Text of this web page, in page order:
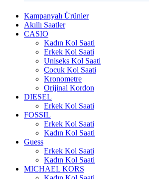
Kampanyalı Ürünler
Akıllı Saatler
CASIO
Kadın Kol Saati
Erkek Kol Saati
Uniseks Kol Saati
Çocuk Kol Saati
Kronometre
Orijinal Kordon
DIESEL
Erkek Kol Saati
FOSSIL
Erkek Kol Saati
Kadın Kol Saati
Guess
Erkek Kol Saati
Kadın Kol Saati
MICHAEL KORS